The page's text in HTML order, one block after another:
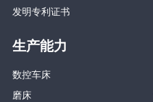
发明专利证书
生产能力
数控车床
磨床